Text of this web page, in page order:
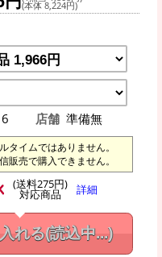
(本体 8,224円)
6 店舗 準備無
タイムではありません。
販売で購入できません。
(送料275円)
対応商品 詳細
れる(読込中...)